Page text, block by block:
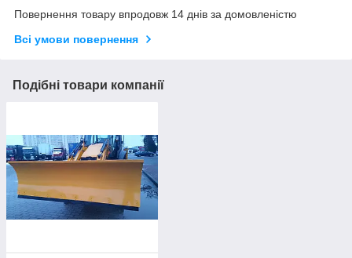
Повернення товару впродовж 14 днів за домовленістю
Всі умови повернення
Подібні товари компанії